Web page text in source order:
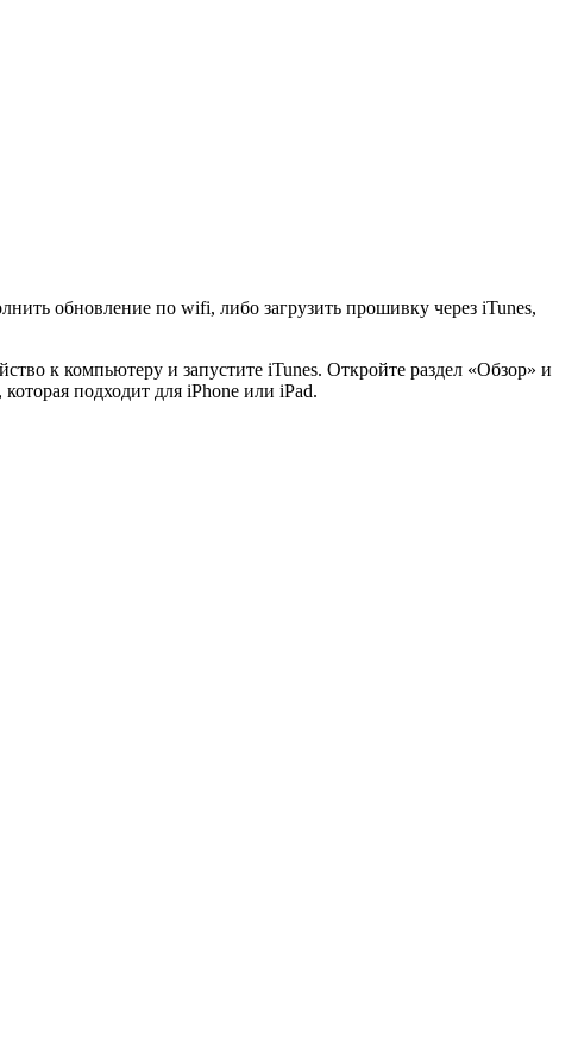
обновление по wifi, либо загрузить прошивку через iTunes,
к компьютеру и запустите iTunes. Откройте раздел «Обзор» и
подходит для iPhone или iPad.